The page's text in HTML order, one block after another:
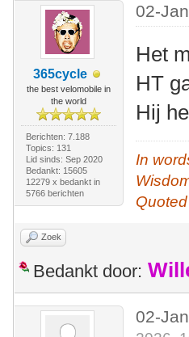
365cycle
the best velomobile in
the world
Berichten: 7.188
Topics: 131
Lid sinds: Sep 2020
Bedankt: 15605
12279 x bedankt in
5766 berichten
02-
Het
HT
Hij
In
Zoek
Bedankt door:
02-